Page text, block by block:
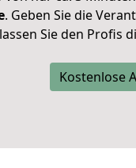
. Geben Sie die
Sie den Profis
Kostenlose